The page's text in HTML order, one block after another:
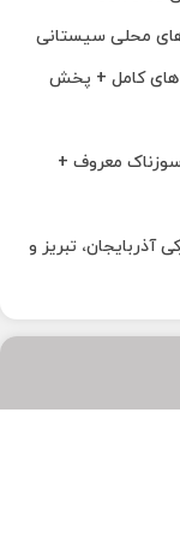
محلی سیستانی
های کامل + پخش
معروف +
آذربایجان، تبریز و